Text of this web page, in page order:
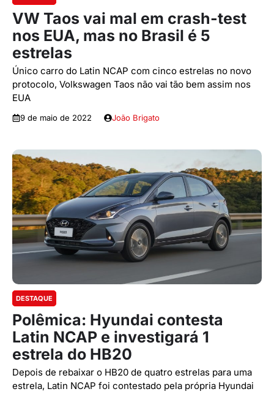
VW Taos vai mal em crash-test
nos EUA, mas no Brasil é 5
estrelas
Único carro do Latin NCAP com cinco estrelas no novo
protocolo, Volkswagen Taos não vai tão bem assim nos
EUA
9 de maio de 2022 João Brigato
DESTAQUE
Polêmica: Hyundai contesta
Latin NCAP e investigará 1
estrela do HB20
Depois de rebaixar o HB20 de quatro estrelas para uma
estrela, Latin NCAP foi contestado pela própria Hyundai